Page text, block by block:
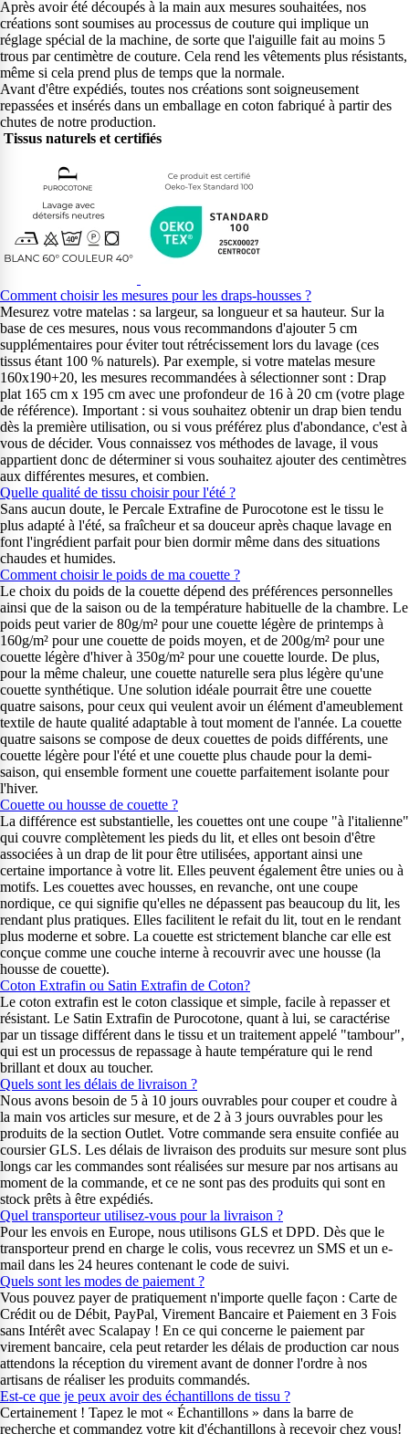
Après avoir été découpés à la main aux mesures souhaitées, nos
créations sont soumises au processus de couture qui implique un
réglage spécial de la machine, de sorte que l'aiguille fait au moins 5
trous par centimètre de couture. Cela rend les vêtements plus résistants,
même si cela prend plus de temps que la normale.
Avant d'être expédiés, toutes nos créations sont soigneusement
repassées et insérés dans un emballage en coton fabriqué à partir des
chutes de notre production.
Tissus naturels et certifiés
Comment choisir les mesures pour les draps-housses ?
Mesurez votre matelas : sa largeur, sa longueur et sa hauteur. Sur la
base de ces mesures, nous vous recommandons d'ajouter 5 cm
supplémentaires pour éviter tout rétrécissement lors du lavage (ces
tissus étant 100 % naturels). Par exemple, si votre matelas mesure
160x190+20, les mesures recommandées à sélectionner sont : Drap
plat 165 cm x 195 cm avec une profondeur de 16 à 20 cm (votre plage
de référence). Important : si vous souhaitez obtenir un drap bien tendu
dès la première utilisation, ou si vous préférez plus d'abondance, c'est à
vous de décider. Vous connaissez vos méthodes de lavage, il vous
appartient donc de déterminer si vous souhaitez ajouter des centimètres
aux différentes mesures, et combien.
Quelle qualité de tissu choisir pour l'été ?
Sans aucun doute, le Percale Extrafine de Purocotone est le tissu le
plus adapté à l'été, sa fraîcheur et sa douceur après chaque lavage en
font l'ingrédient parfait pour bien dormir même dans des situations
chaudes et humides.
Comment choisir le poids de ma couette ?
Le choix du poids de la couette dépend des préférences personnelles
ainsi que de la saison ou de la température habituelle de la chambre. Le
poids peut varier de 80g/m² pour une couette légère de printemps à
160g/m² pour une couette de poids moyen, et de 200g/m² pour une
couette légère d'hiver à 350g/m² pour une couette lourde. De plus,
pour la même chaleur, une couette naturelle sera plus légère qu'une
couette synthétique. Une solution idéale pourrait être une couette
quatre saisons, pour ceux qui veulent avoir un élément d'ameublement
textile de haute qualité adaptable à tout moment de l'année. La couette
quatre saisons se compose de deux couettes de poids différents, une
couette légère pour l'été et une couette plus chaude pour la demi-
saison, qui ensemble forment une couette parfaitement isolante pour
l'hiver.
Couette ou housse de couette ?
La différence est substantielle, les couettes ont une coupe "à l'italienne"
qui couvre complètement les pieds du lit, et elles ont besoin d'être
associées à un drap de lit pour être utilisées, apportant ainsi une
certaine importance à votre lit. Elles peuvent également être unies ou à
motifs. Les couettes avec housses, en revanche, ont une coupe
nordique, ce qui signifie qu'elles ne dépassent pas beaucoup du lit, les
rendant plus pratiques. Elles facilitent le refait du lit, tout en le rendant
plus moderne et sobre. La couette est strictement blanche car elle est
conçue comme une couche interne à recouvrir avec une housse (la
housse de couette).
Coton Extrafin ou Satin Extrafin de Coton?
Le coton extrafin est le coton classique et simple, facile à repasser et
résistant. Le Satin Extrafin de Purocotone, quant à lui, se caractérise
par un tissage différent dans le tissu et un traitement appelé "tambour",
qui est un processus de repassage à haute température qui le rend
brillant et doux au toucher.
Quels sont les délais de livraison ?
Nous avons besoin de 5 à 10 jours ouvrables pour couper et coudre à
la main vos articles sur mesure, et de 2 à 3 jours ouvrables pour les
produits de la section Outlet. Votre commande sera ensuite confiée au
coursier GLS. Les délais de livraison des produits sur mesure sont plus
longs car les commandes sont réalisées sur mesure par nos artisans au
moment de la commande, et ce ne sont pas des produits qui sont en
stock prêts à être expédiés.
Quel transporteur utilisez-vous pour la livraison ?
Pour les envois en Europe, nous utilisons GLS et DPD. Dès que le
transporteur prend en charge le colis, vous recevrez un SMS et un e-
mail dans les 24 heures contenant le code de suivi.
Quels sont les modes de paiement ?
Vous pouvez payer de pratiquement n'importe quelle façon : Carte de
Crédit ou de Débit, PayPal, Virement Bancaire et Paiement en 3 Fois
sans Intérêt avec Scalapay ! En ce qui concerne le paiement par
virement bancaire, cela peut retarder les délais de production car nous
attendons la réception du virement avant de donner l'ordre à nos
artisans de réaliser les produits commandés.
Est-ce que je peux avoir des échantillons de tissu ?
Certainement ! Tapez le mot « Échantillons » dans la barre de
recherche et commandez votre kit d'échantillons à recevoir chez vous!